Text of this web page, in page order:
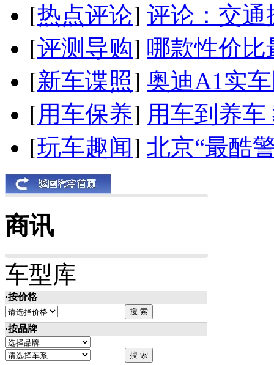
[热点评论] 评论：交通
[评测导购] 哪款性价比
[新车谍照] 奥迪A1实
[用车保养] 用车到养
[玩车趣闻] 北京“最酷
商讯
车型库
·按价格
·按品牌